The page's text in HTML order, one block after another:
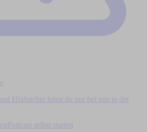
Hörbücher hörst du nur bei uns in der
Podcast selbst starten